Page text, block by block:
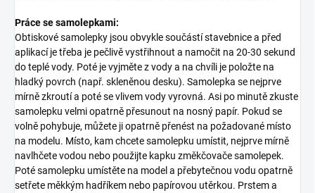
Práce se samolepkami:
Obtiskové samolepky jsou obvykle součástí stavebnice a před
aplikací je třeba je pečlivě vystřihnout a namočit na 20-30 sekund
do teplé vody. Poté je vyjměte z vody a na chvíli je položte na
hladký povrch (např. skleněnou desku). Samolepka se nejprve
mírně zkroutí a poté se vlivem vody vyrovná. Asi po minutě zkuste
samolepku velmi opatrně přesunout na nosný papír. Pokud se
volně pohybuje, můžete ji opatrně přenést na požadované místo
na modelu. Místo, kam chcete samolepku umístit, nejprve mírně
navlhčete vodou nebo použijte kapku změkčovače samolepek.
Poté samolepku umístěte na model a přebytečnou vodu opatrně
setřete měkkým hadříkem nebo papírovou utěrkou. Prstem a